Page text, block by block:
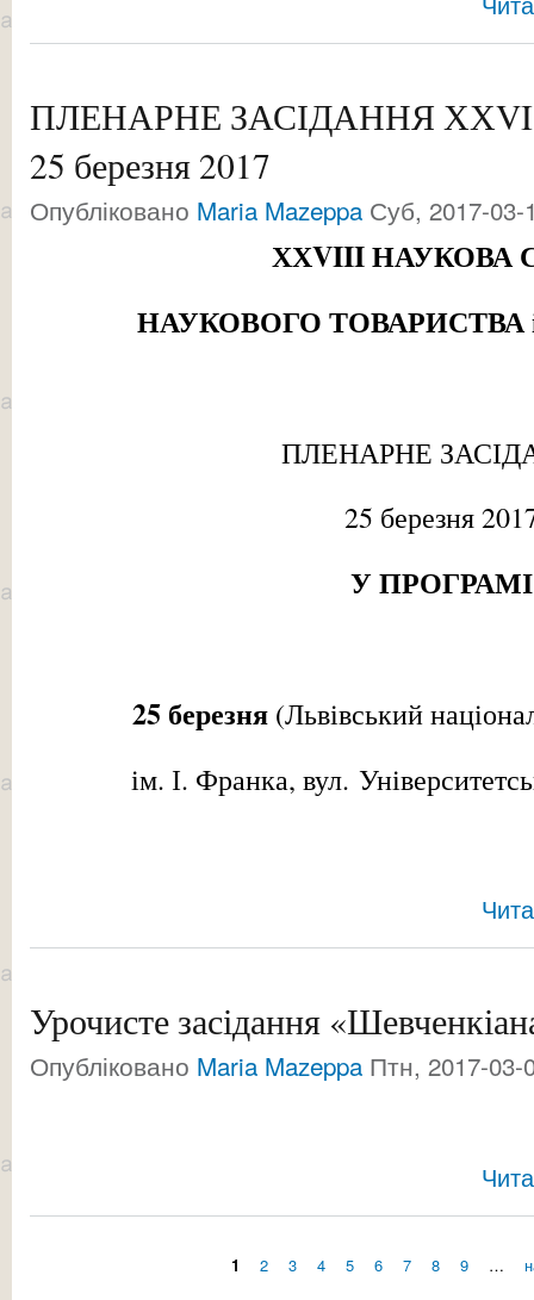
ПЛЕНАРНЕ ЗАСІДАННЯ
25 березня 2017
Опубліковано Maria Mazeppa Суб, 2017-03-
ХХVIIIНАУКОВА
НАУКОВОГО ТОВАРИСТВА
ПЛЕНАРНЕ
25 березня
У ПРОГРАМІ
25березня(Львівський
ім. І. Франка, вул.
Урочисте засідання
Опубліковано Maria Mazeppa Птн, 2017-03-
1 2 3 4 5 6 7 8 9 …